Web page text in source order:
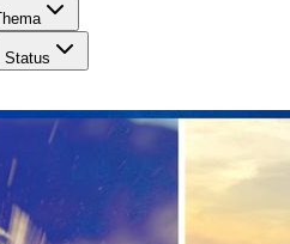
Status